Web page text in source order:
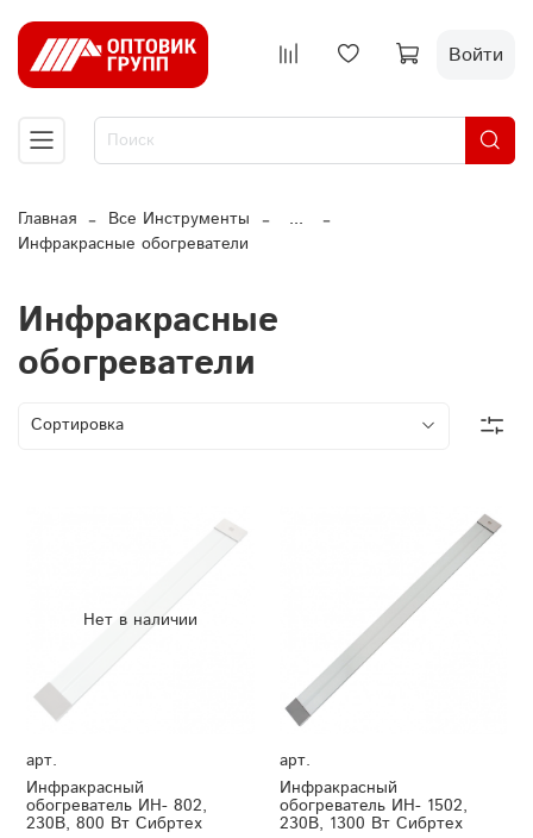
Войти
Главная Все Инструменты
...
Инфракрасные обогреватели
Инфракрасные
обогреватели
Нет в наличии
арт.
Инфракрасный
обогреватель ИН- 802,
230В, 800 Вт Сибртех
арт.
Инфракрасный
обогреватель ИН- 1502,
230В, 1300 Вт Сибртех